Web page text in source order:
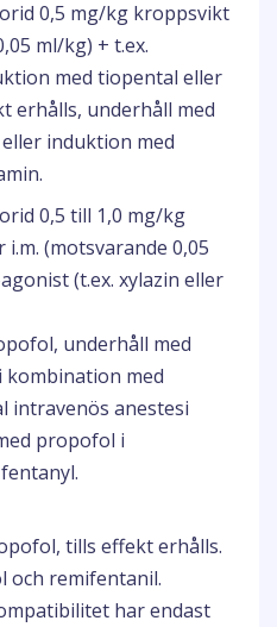
0,5 mg/kg kroppsvikt
ml/kg) + t.ex.
med tiopental eller
erhålls, underhåll med
induktion med
0,5 till 1,0 mg/kg
(motsvarande 0,05
(t.ex. xylazin eller
underhåll med
kombination med
intravenös anestesi
propofol i
tills effekt erhålls.
och remifentanil.
har endast